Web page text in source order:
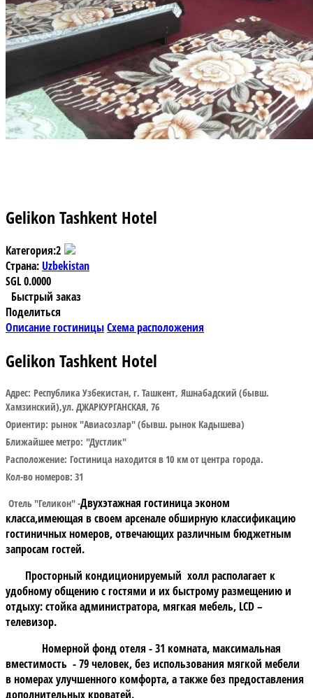
Gelikon Tashkent Hotel
Категория:2
Страна: Uzbekistan
SGL0.0000
Быстрый заказ
Поделиться
Описание гостиницыСхема расположения
Gelikon Tashkent Hotel
Адрес: Республика Узбекистан, г. Ташкент, Яшнабадский (бывш.
Хамзинский),ул. ДЖАРКУРГАНСКАЯ, 76
Ориентир: рынок "Авиасозлар" (бывш. рынок Кадышева)
Ближайшее метро: "Дустлик"
Расположение: Гостиница находится в 10 км от центра города.
Кол-во номеров: 31
Отель "Геликон" -Двухэтажная гостиница эконом
класса,имеющая в своем арсенале обширную классификацию
гостиничных номеров, отвечающих различным бюджетным
запросам гостей.
Просторный кондиционируемый холл располагает к
удобному общению с гостями и их быстрому размещению и
отдыху: стойка администратора, мягкая мебель, LCD –
телевизор.
Номерной фонд отеля - 31 комната, максимальная
вместимость - 79 человек, без использования мягкой мебели
в номерах улучшенного комфорта, а также без предоставления
дополнительных кроватей.